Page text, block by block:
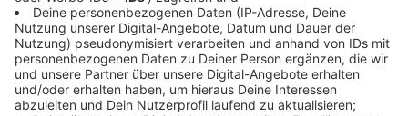
zehn Jahren in Bereichen wie Sport, Kultur oder
Tierschutz ausgeübt wird. Eine weitere Auszeichnung
soll es für besonders innovative Projekte geben, die
ehrenamtliche Arbeit unterstützen. Hier kann das
Ehrenamt auch kürzer als 10 Jahre ausgeübt werden.